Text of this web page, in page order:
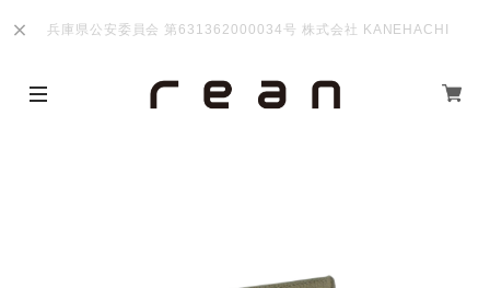
兵庫県公安委員会 第631362000034号 株式会社 KANEHACHI